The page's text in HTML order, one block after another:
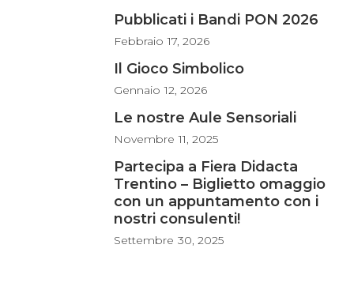
Pubblicati i Bandi PON 2026
Febbraio 17, 2026
Il Gioco Simbolico
Gennaio 12, 2026
Le nostre Aule Sensoriali
Novembre 11, 2025
Partecipa a Fiera Didacta
Trentino – Biglietto omaggio
con un appuntamento con i
nostri consulenti!
Settembre 30, 2025